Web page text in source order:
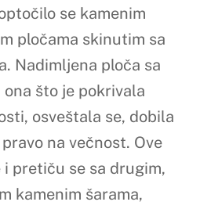
se kamenim
pločama skinutim sa
Nadimljena ploča sa
što je pokrivala
osveštala se, dobila
na večnost. Ove
pretiču se sa drugim,
kamenim šarama,